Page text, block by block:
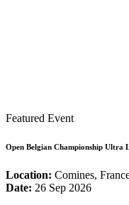
Featured Event
Open Belgian Championship Ultra
Location: Comines,
Date: 26 Sep 2026